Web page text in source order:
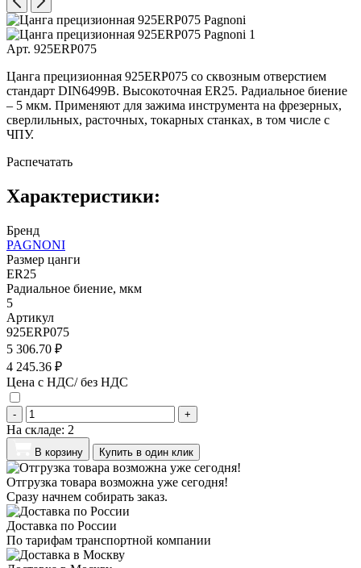
Арт. 925ERP075
Цанга прецизионная 925ERP075 со сквозным отверстием
стандарт DIN6499В. Высокоточная ER25. Радиальное биение
– 5 мкм. Применяют для зажима инструмента на фрезерных,
сверлильных, расточных, токарных станках, в том числе с
ЧПУ.
Распечатать
Характеристики:
Бренд
PAGNONI
Размер цанги
ER25
Радиальное биение, мкм
5
Артикул
925ERP075
5 306.70 ₽
4 245.36 ₽
Цена с НДС/ без НДС
- +
На складе: 2
В корзину Купить в один клик
Отгрузка товара возможна уже сегодня!
Сразу начнем собирать заказ.
Доставка по России
По тарифам транспортной компании